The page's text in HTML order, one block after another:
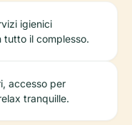
igienici
tutto il complesso.
accesso per
tranquille.